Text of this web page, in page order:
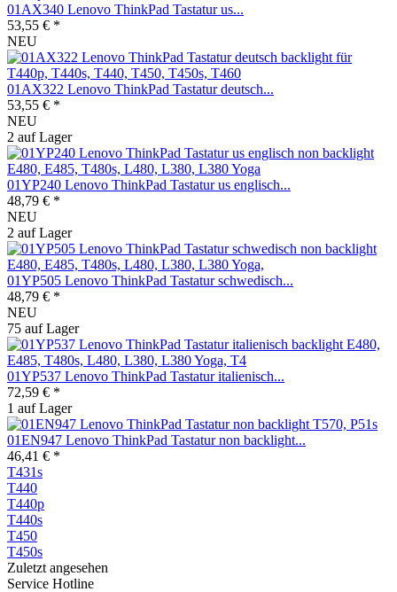
01AX340 Lenovo ThinkPad Tastatur us...
53,55 € *
NEU
01AX322 Lenovo ThinkPad Tastatur deutsch...
53,55 € *
NEU
2 auf Lager
01YP240 Lenovo ThinkPad Tastatur us englisch...
48,79 € *
NEU
2 auf Lager
01YP505 Lenovo ThinkPad Tastatur schwedisch...
48,79 € *
NEU
75 auf Lager
01YP537 Lenovo ThinkPad Tastatur italienisch...
72,59 € *
1 auf Lager
01EN947 Lenovo ThinkPad Tastatur non backlight...
46,41 € *
T431s
T440
T440p
T440s
T450
T450s
Zuletzt angesehen
Service Hotline